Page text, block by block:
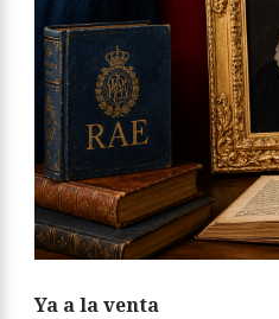
Ya a la venta